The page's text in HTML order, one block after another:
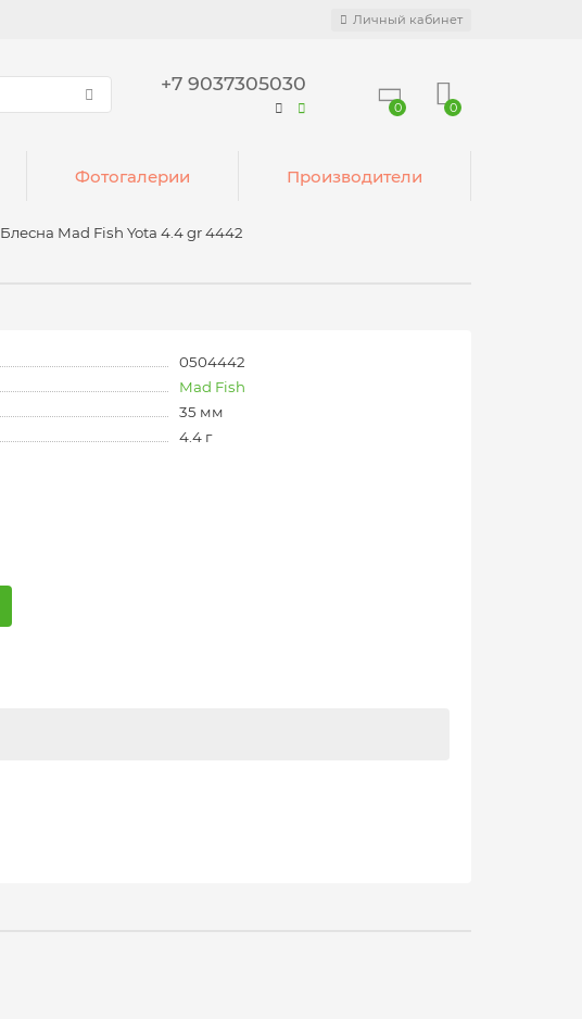
Личный кабинет
+7 9037305030
0 0
Фотогалерии Производители
Блесна Mad Fish Yota 4.4 gr 4442
0504442
Mad Fish
35 мм
4.4 г